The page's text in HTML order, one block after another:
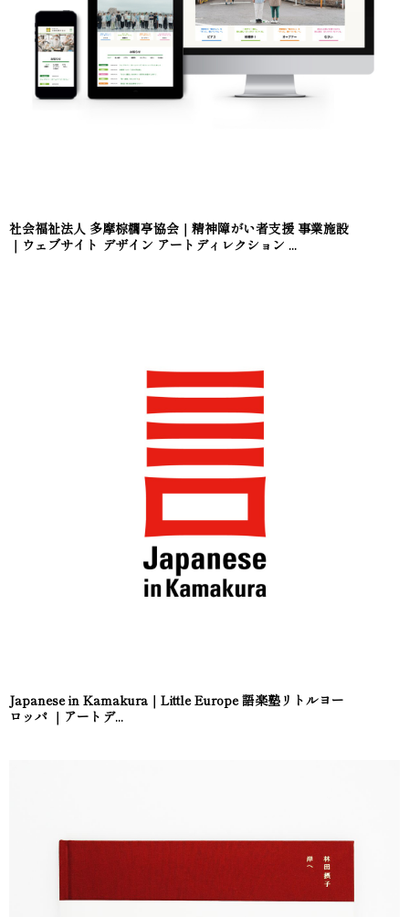
社会福祉法人 多摩棕櫚亭協会｜精神障がい者支援 事業施設
｜ウェブサイト デザイン アートディレクション ...
Japanese in Kamakura｜Little Europe 語楽塾リトルヨー
ロッパ ｜アートデ...